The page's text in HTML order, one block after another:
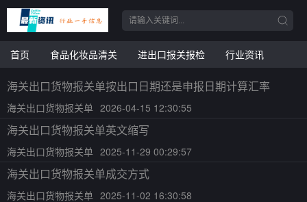
首页 食品化妆品清关 进出口报关报检 行业资讯
海关出口货物报关单按出口日期还是申报日期计算汇率
海关出口货物报关单 2026-04-15 12:30:55
海关出口货物报关单英文缩写
海关出口货物报关单 2025-11-29 00:29:57
海关出口货物报关单成交方式
海关出口货物报关单 2025-11-02 16:30:58